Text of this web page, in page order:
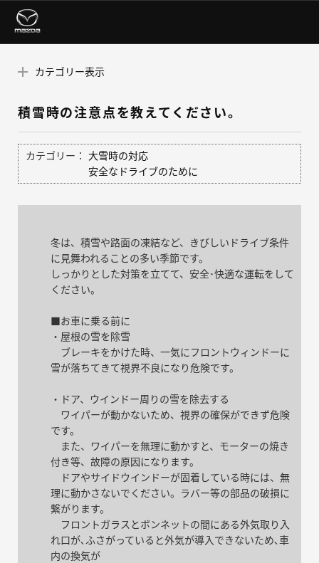
カテゴリー表示
積雪時の注意点を教えてください。
カテゴリー：
大雪時の対応
安全なドライブのために
冬は、積雪や路面の凍結など、きびしいドライブ条件
に見舞われることの多い季節です。
しっかりとした対策を立てて、安全･快適な運転をして
ください。
■お車に乗る前に
・屋根の雪を除雪
ブレーキをかけた時、一気にフロントウィンドーに
雪が落ちてきて視界不良になり危険です。
・ドア、ウインドー周りの雪を除去する
ワイパーが動かないため、視界の確保ができず危険
です。
また、ワイパーを無理に動かすと、モーターの焼き
付き等、故障の原因になります。
ドアやサイドウインドーが固着している時には、無
理に動かさないでください。ラバー等の部品の破損に
繋がります。
フロントガラスとボンネットの間にある外気取り入
れ口が､ふさがっていると外気が導入できないため､車
内の換気が